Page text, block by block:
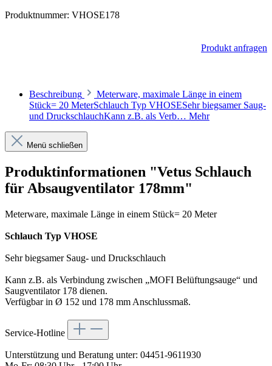
Produktnummer: VHOSE178
Produkt anfragen
Beschreibung
Meterware, maximale Länge in einem
Stück= 20 MeterSchlauch Typ VHOSESehr biegsamer Saug-
und DruckschlauchKann z.B. als Verb… Mehr
Menü schließen
Produktinformationen "Vetus Schlauch
für Absaugventilator 178mm"
Meterware, maximale Länge in einem Stück= 20 Meter
Schlauch Typ VHOSE
Sehr biegsamer Saug- und Druckschlauch
Kann z.B. als Verbindung zwischen „MOFI Belüftungsauge“ und
Saugventilator 178 dienen.
Verfügbar in Ø 152 und 178 mm Anschlussmaß.
Service-Hotline
Unterstützung und Beratung unter: 04451-9611930